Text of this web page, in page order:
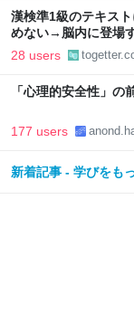
漢検準1級のテキス
めない→脳内に登場
28 users
「心理的安全性」の
177 users
新着記事 - 学びをも